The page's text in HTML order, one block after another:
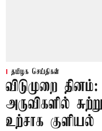
தமிழக செய்திகள்
விடுமுறை
அருவிகளில்
உற்சாக குளியல்